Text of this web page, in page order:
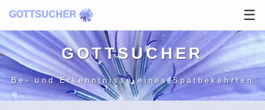
GOTTSUCHER ☰
GOTT­SUCHER
Be- und Erkenntnisse eines Spätbekehrten